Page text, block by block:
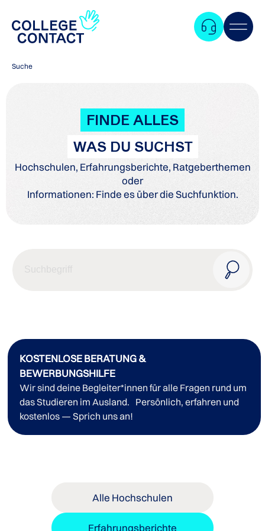
Suche
FINDE ALLES
WAS DU SUCHST
Hochschulen, Erfahrungsberichte, Ratgeberthemen
oder
Informationen: Finde es über die Suchfunktion.
KOSTENLOSE BERATUNG &
BEWERBUNGSHILFE
Wir sind deine Begleiter*innen für alle Fragen rund um
das Studieren im Ausland. Persönlich, erfahren und
kostenlos — Sprich uns an!
Alle Hochschulen
Erfahrungsberichte